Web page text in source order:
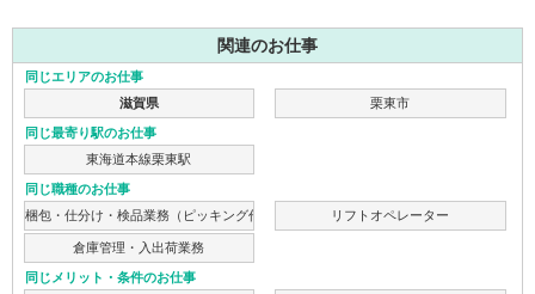
関連のお仕事
同じエリアのお仕事
滋賀県
栗東市
同じ最寄り駅のお仕事
東海道本線栗東駅
同じ職種のお仕事
梱包・仕分け・検品業務（ピッキング作業）
リフトオペレーター
倉庫管理・入出荷業務
同じメリット・条件のお仕事